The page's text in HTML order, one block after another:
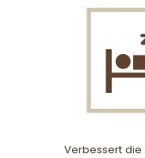
Verbessert die